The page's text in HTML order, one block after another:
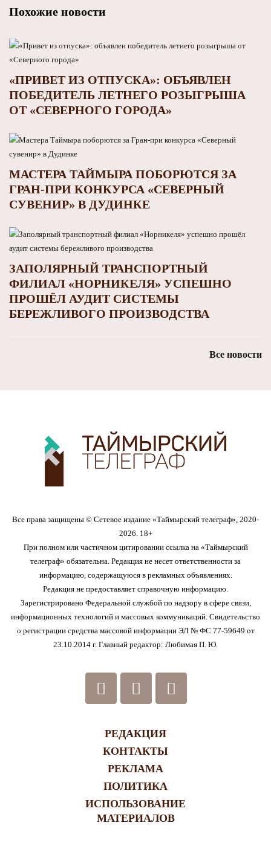
Похожие новости
«ПРИВЕТ ИЗ ОТПУСКА»: ОБЪЯВЛЕН
ПОБЕДИТЕЛЬ ЛЕТНЕГО РОЗЫГРЫША
ОТ «СЕВЕРНОГО ГОРОДА»
МАСТЕРА ТАЙМЫРА ПОБОРЮТСЯ ЗА
ГРАН-ПРИ КОНКУРСА «СЕВЕРНЫЙ
СУВЕНИР» В ДУДИНКЕ
ЗАПОЛЯРНЫЙ ТРАНСПОРТНЫЙ
ФИЛИАЛ «НОРНИКЕЛЯ» УСПЕШНО
ПРОШЁЛ АУДИТ СИСТЕМЫ
БЕРЕЖЛИВОГО ПРОИЗВОДСТВА
Все новости
Все права защищены © Сетевое издание «Таймырский телеграф», 2020-
2026. 18+
При полном или частичном цитировании ссылка на «Таймырский
телеграф» обязательна. Редакция не несет ответственности за
информацию, содержащуюся в рекламных объявлениях.
Редакция не предоставляет справочную информацию.
Зарегистрировано Федеральной службой по надзору в сфере связи,
информационных технологий и массовых коммуникаций. Свидетельство
о регистрации средства массовой информации ЭЛ № ФС 77-59649 от
23.10.2014 г. Главный редактор: Любимая П. Ю.
РЕДАКЦИЯ
КОНТАКТЫ
РЕКЛАМА
ПОЛИТИКА
ИСПОЛЬЗОВАНИЕ
МАТЕРИАЛОВ